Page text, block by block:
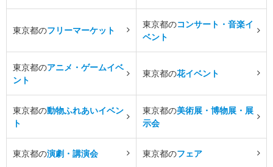
東京都のフリーマーケット
東京都のコンサート・音楽イ
ベント
東京都のアニメ・ゲームイベ
ント
東京都の花イベント
東京都の動物ふれあいイベン
ト
東京都の美術展・博物展・展
示会
東京都の演劇・講演会 東京都のフェア